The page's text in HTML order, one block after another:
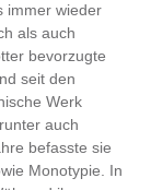
immer wieder
als auch
bevorzugte
seit den
Werk
auch
befasste sie
Monotypie. In